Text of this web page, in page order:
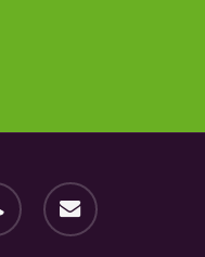
email